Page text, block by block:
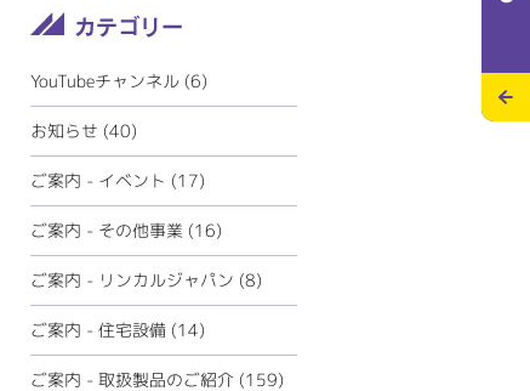
特設サイト
ECOリフォーム
ペレットストーブ
ミツイバウデザイン
メディアポリシー
YouTubeチャンネル (6)
お知らせ (40)
ご案内 - イベント (17)
ご案内 - その他事業 (16)
ご案内 - リンカルジャパン (8)
ご案内 - 住宅設備 (14)
ご案内 - 取扱製品のご紹介 (159)